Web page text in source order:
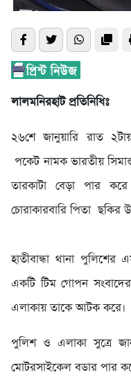
লালমনিরহাট প্রতিনিধিঃ
২৬শে জানুয়ারি রাত
পকেট নামক ভারতীয়
তারকাটা বেড়া পার
চোরাকারবারি পিতা
হাতীবান্ধা থানা
একটি টিম গোপন
এলাকায় তাকে আটক করে।
পুলিশ ও এলাকা সুত্রে
মোটরসাইকেল বডার পার